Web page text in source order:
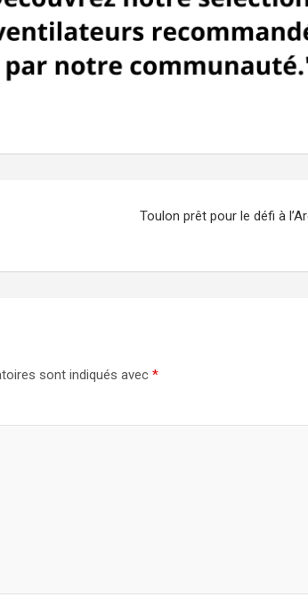
Toulon prêt pour le défi à
sont indiqués avec *